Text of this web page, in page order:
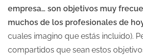
o
d
e
l
empresa… son objetivos muy
muchos de los profesionales de
cuales imagino que estás incluido).
compartidos que sean estos